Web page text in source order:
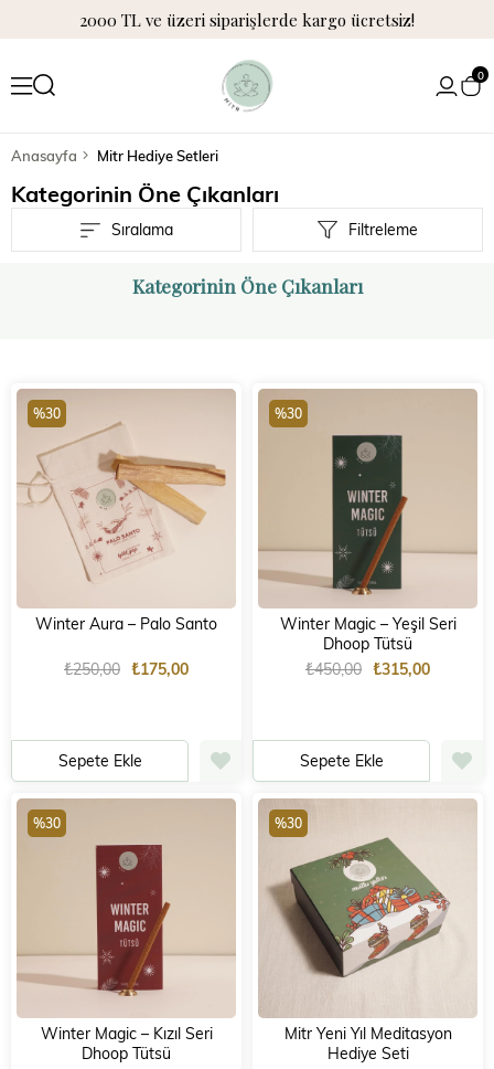
2000 TL ve üzeri siparişlerde kargo ücretsiz!
0
Anasayfa Mitr Hediye Setleri
Kategorinin Öne Çıkanları
Filtreleme
Sıralama
Kategorinin Öne Çıkanları
Winter Aura – Palo Santo
₺175,00
₺250,00
Sepete Ekle
%30
Winter Magic – Yeşil Seri
Dhoop Tütsü
₺315,00
₺450,00
Sepete Ekle
%30
Winter Magic – Kızıl Seri
Dhoop Tütsü
%30
Mitr Yeni Yıl Meditasyon
Hediye Seti
%30